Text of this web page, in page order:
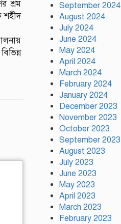
শ্রম
শহীদ
September 2024
August 2024
July 2024
June 2024
May 2024
April 2024
March 2024
February 2024
January 2024
December 2023
November 2023
October 2023
September 2023
August 2023
July 2023
June 2023
May 2023
April 2023
March 2023
February 2023